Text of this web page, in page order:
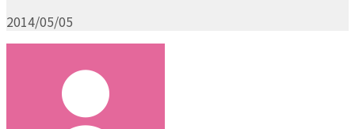
2014/05/05